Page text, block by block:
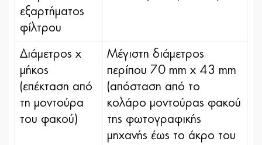
εξαρτήματος
φίλτρου
Διάμετρος x
μήκος
(επέκταση από
τη μοντούρα
του φακού)
Μέγιστη διάμετρος
περίπου 70 mm x 43 mm
(απόσταση από το
κολάρο μοντούρας φακού
της φωτογραφικής
μηχανής έως το άκρο του